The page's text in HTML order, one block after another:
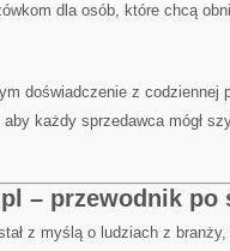
dla osób, które chcą
doświadczenie z codziennej
aby każdy sprzedawca mógł
– przewodnik
z myślą o ludziach z